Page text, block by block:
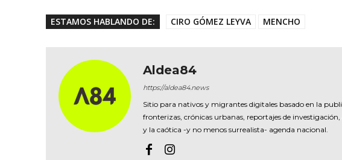
ESTAMOS HABLANDO DE: CIRO GÓMEZ LEYVA MENCHO
Aldea84
https://aldea84.news
Sitio para nativos y migrantes digitales basado en la
fronterizas, crónicas urbanas, reportajes de
y la caótica -y no menos surrealista- agenda nacional.